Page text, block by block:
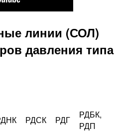
линии (СОЛ)
давления типа
РДСК РДГ
РДБК,
РДП